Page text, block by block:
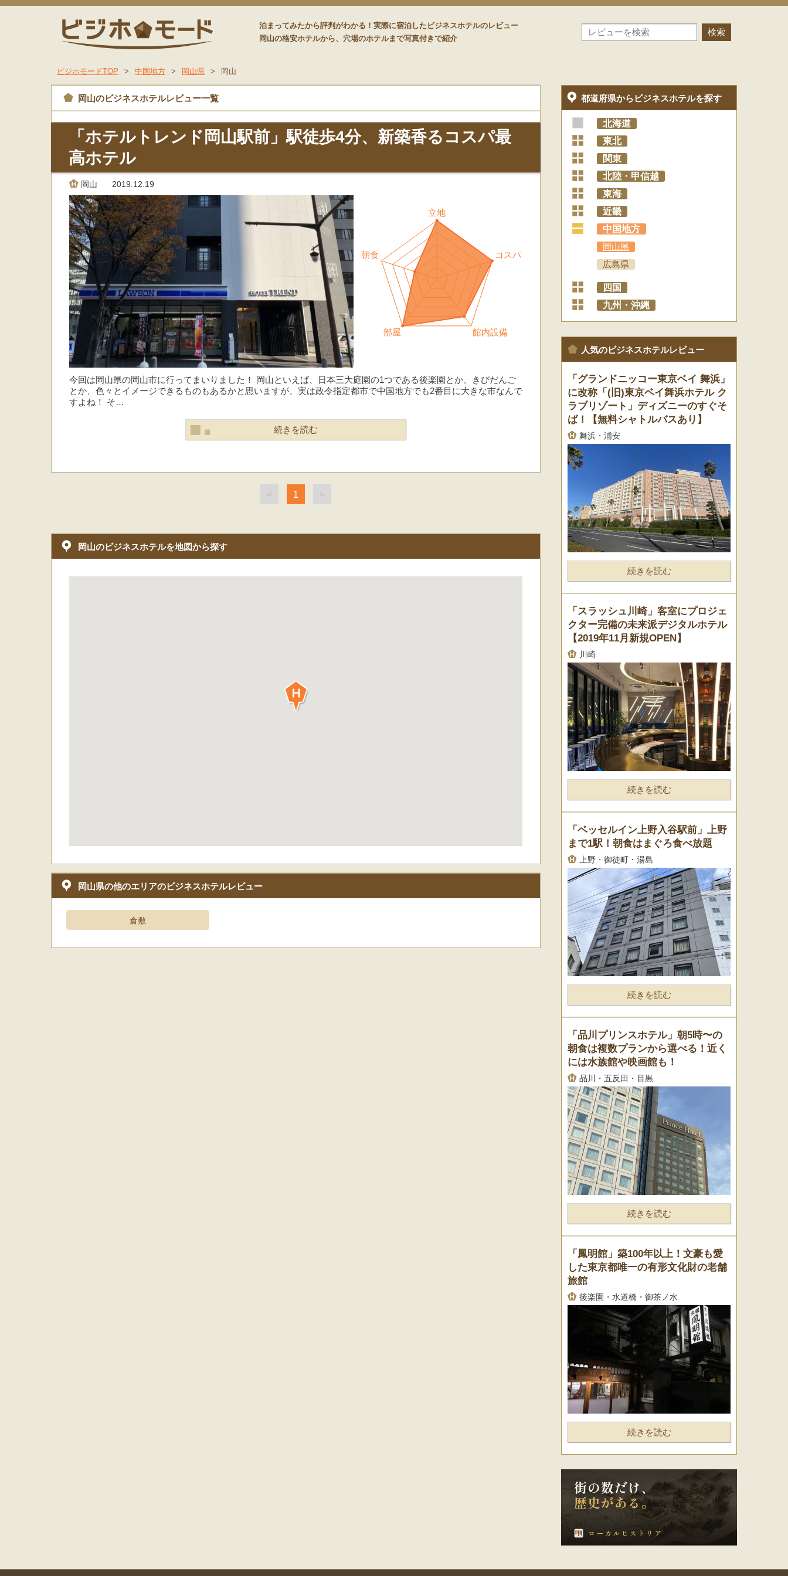
泊まってみたから評判がわかる！実際に宿泊したビジネスホテルのレビュー
岡山の格安ホテルから、穴場のホテルまで写真付きで紹介
ビジホモード
ビジホモードTOP > 中国地方 > 岡山県 > 岡山
岡山のビジネスホテルレビュー一覧
「ホテルトレンド岡山駅前」駅徒歩4分、新築香るコスパ最
高ホテル
岡山 2019.12.19
今回は岡山県の岡山市に行ってまいりました！ 岡山といえば、日本三大庭園の1つである後楽園とか、きびだんご
とか、色々とイメージできるものもあるかと思いますが、実は政令指定都市で中国地方でも2番目に大きな市なんで
すよね！ そ…
続きを読む
< 1 >
岡山のビジネスホテルを地図から探す
岡山県の他のエリアのビジネスホテルレビュー
倉敷
都道府県からビジネスホテルを探す
北海道
東北
関東
北陸・甲信越
東海
近畿
中国地方
岡山県
広島県
四国
九州・沖縄
人気のビジネスホテルレビュー
「グランドニッコー東京ベイ 舞浜」
に改称「(旧)東京ベイ舞浜ホテル ク
ラブリゾート」ディズニーのすぐそ
ば！【無料シャトルバスあり】
舞浜・浦安
続きを読む
「スラッシュ川崎」客室にプロジェ
クター完備の未来派デジタルホテル
【2019年11月新規OPEN】
川崎
続きを読む
「ベッセルイン上野入谷駅前」上野
まで1駅！朝食はまぐろ食べ放題
上野・御徒町・湯島
続きを読む
「品川プリンスホテル」朝5時〜の
朝食は複数プランから選べる！近く
には水族館や映画館も！
品川・五反田・目黒
続きを読む
「鳳明館」築100年以上！文豪も愛
した東京都唯一の有形文化財の老舗
旅館
後楽園・水道橋・御茶ノ水
続きを読む